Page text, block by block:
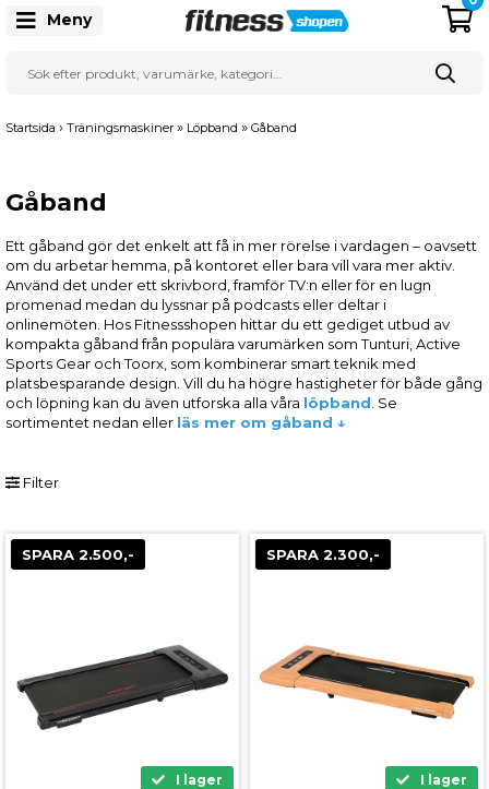
Meny
Startsida › Träningsmaskiner » Löpband » Gåband
Gåband
Ett gåband gör det enkelt att få in mer rörelse i vardagen – oavsett
om du arbetar hemma, på kontoret eller bara vill vara mer aktiv.
Använd det under ett skrivbord, framför TV:n eller för en lugn
promenad medan du lyssnar på podcasts eller deltar i
onlinemöten. Hos Fitnessshopen hittar du ett gediget utbud av
kompakta gåband från populära varumärken som Tunturi, Active
Sports Gear och Toorx, som kombinerar smart teknik med
platsbesparande design. Vill du ha högre hastigheter för både gång
och löpning kan du även utforska alla våra löpband . Se
sortimentet nedan eller läs mer om gåband ↓
Filter
SPARA 2.500,-
I lager
SPARA 2.300,-
I lager